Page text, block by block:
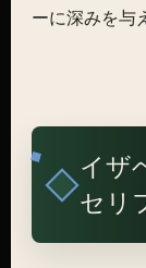
ーに深みを与
イザ
セリ